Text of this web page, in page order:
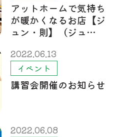
アットホームで気持ち
が暖かくなるお店【ジ
ュン・則】（ジュ…
2022.06.13
イベント
講習会開催のお知らせ
2022.06.08